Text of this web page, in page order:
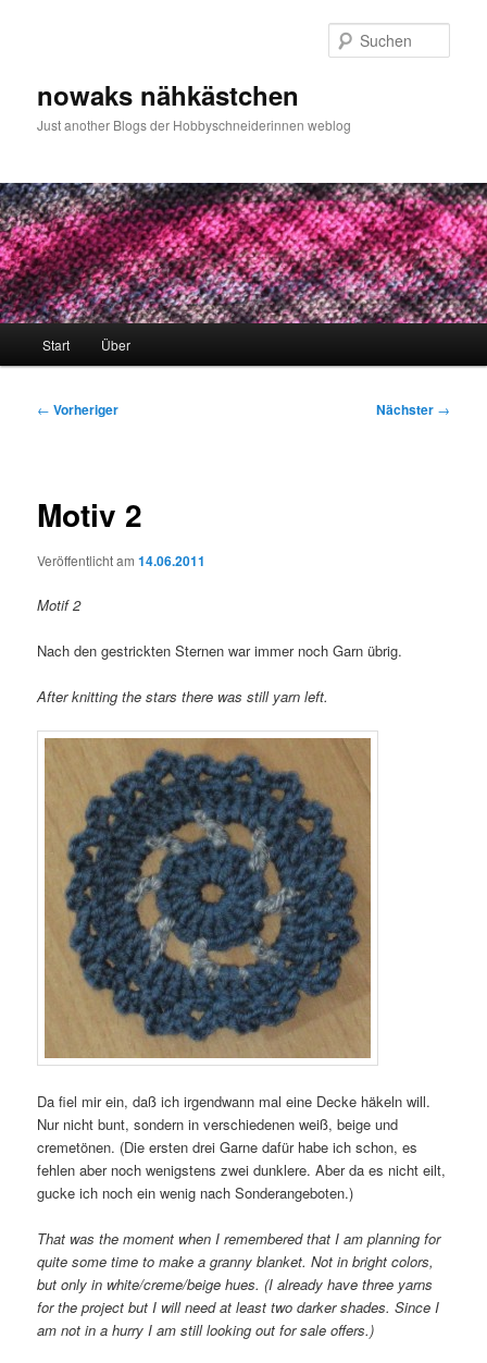
nowaks nähkästchen
Just another Blogs der Hobbyschneiderinnen weblog
Start Über
Beitragsnavigation
← Vorheriger Nächster →
Motiv 2
Veröffentlicht am14.06.2011
Motif 2
Nach den gestrickten Sternen war immer noch Garn übrig.
After knitting the stars there was still yarn left.
Da fiel mir ein, daß ich irgendwann mal eine Decke häkeln will.
Nur nicht bunt, sondern in verschiedenen weiß, beige und
cremetönen. (Die ersten drei Garne dafür habe ich schon, es
fehlen aber noch wenigstens zwei dunklere. Aber da es nicht eilt,
gucke ich noch ein wenig nach Sonderangeboten.)
That was the moment when I remembered that I am planning for
quite some time to make a granny blanket. Not in bright colors,
but only in white/creme/beige hues. (I already have three yarns
for the project but I will need at least two darker shades. Since I
am not in a hurry I am still looking out for sale offers.)